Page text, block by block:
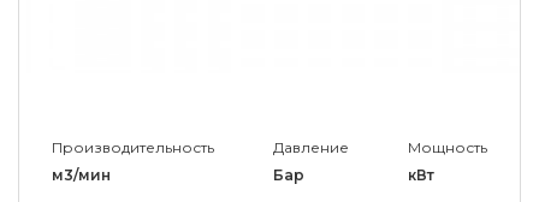
Производительность
м3/мин
Давление
Бар
Мощность
кВт